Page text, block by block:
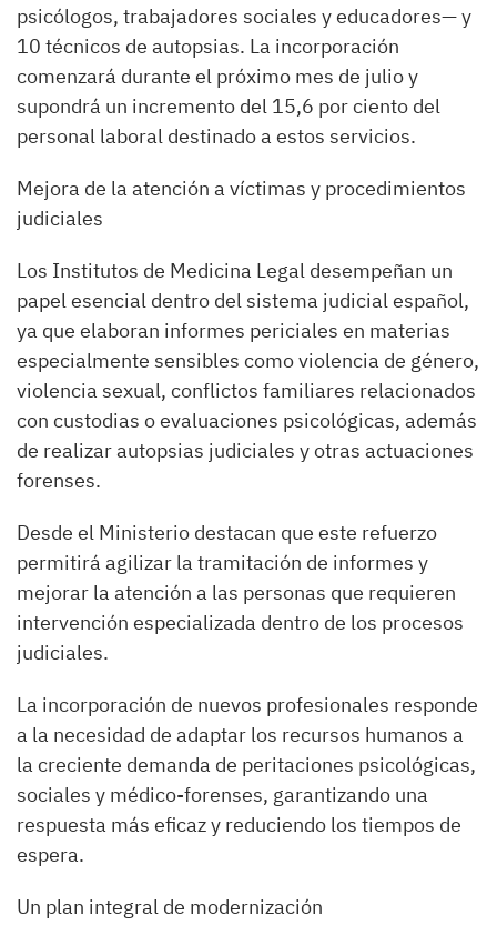
psicólogos, trabajadores sociales y educadores— y
10 técnicos de autopsias. La incorporación
comenzará durante el próximo mes de julio y
supondrá un incremento del 15,6 por ciento del
personal laboral destinado a estos servicios.
Mejora de la atención a víctimas y procedimientos
judiciales
Los Institutos de Medicina Legal desempeñan un
papel esencial dentro del sistema judicial español,
ya que elaboran informes periciales en materias
especialmente sensibles como violencia de género,
violencia sexual, conflictos familiares relacionados
con custodias o evaluaciones psicológicas, además
de realizar autopsias judiciales y otras actuaciones
forenses.
Desde el Ministerio destacan que este refuerzo
permitirá agilizar la tramitación de informes y
mejorar la atención a las personas que requieren
intervención especializada dentro de los procesos
judiciales.
La incorporación de nuevos profesionales responde
a la necesidad de adaptar los recursos humanos a
la creciente demanda de peritaciones psicológicas,
sociales y médico-forenses, garantizando una
respuesta más eficaz y reduciendo los tiempos de
espera.
Un plan integral de modernización